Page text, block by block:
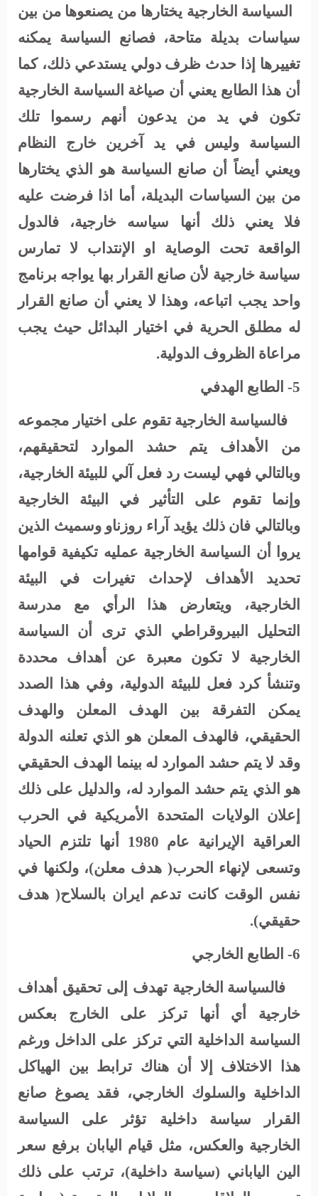
السياسة الخارجية يختارها من يصنعوها من بين
سياسات بديلة متاحة، فصانع السياسة يمكنه
تغييرها إذا حدث ظرف دولي يستدعي ذلك، كما
أن هذا الطابع يعني أن صياغة السياسة الخارجية
تكون في يد من يدعون أنهم رسموا تلك
السياسة وليس في يد آخرين خارج النظام
ويعني أيضاً أن صانع السياسة هو الذي يختارها
من بين السياسات البديلة، أما اذا فرضت عليه
فلا يعني ذلك أنها سياسه خارجية، فالدول
الواقعة تحت الوصاية او الإنتداب لا تمارس
سياسة خارجية لأن صانع القرار بها يواجه برنامج
واحد يجب اتباعه، وهذا لا يعني أن صانع القرار
له مطلق الحرية في اختيار البدائل حيث يجب
مراعاة الظروف الدولية.
5- الطابع الهدفي
فالسياسة الخارجية تقوم على اختيار مجموعه
من الأهداف يتم حشد الموارد لتحقيقهم،
وبالتالي فهي ليست رد فعل آلي للبيئة الخارجية،
وإنما تقوم على التأثير في البيئة الخارجية
وبالتالي فان ذلك يؤيد آراء روزناو وسميث الذين
يروا أن السياسة الخارجية عمليه تكيفية قوامها
تحديد الأهداف لإحداث تغيرات في البيئة
الخارجية، ويتعارض هذا الرأي مع مدرسة
التحليل البيروقراطي الذي ترى أن السياسة
الخارجية لا تكون معبرة عن أهداف محددة
وتنشأ كرد فعل للبيئة الدولية، وفي هذا الصدد
يمكن التفرقة بين الهدف المعلن والهدف
الحقيقي، فالهدف المعلن هو الذي تعلنه الدولة
وقد لا يتم حشد الموارد له بينما الهدف الحقيقي
هو الذي يتم حشد الموارد له، والدليل على ذلك
إعلان الولايات المتحدة الأمريكية في الحرب
العراقية الإيرانية عام 1980 أنها تلتزم الحياد
وتسعى لإنهاء الحرب( هدف معلن)، ولكنها في
نفس الوقت كانت تدعم ايران بالسلاح( هدف
حقيقي).
6- الطابع الخارجي
فالسياسة الخارجية تهدف إلى تحقيق أهداف
خارجية أي أنها تركز على الخارج بعكس
السياسة الداخلية التي تركز على الداخل ورغم
هذا الاختلاف إلا أن هناك ترابط بين الهياكل
الداخلية والسلوك الخارجي، فقد يصوغ صانع
القرار سياسة داخلية تؤثر على السياسة
الخارجية والعكس، مثل قيام اليابان برفع سعر
الين الياباني (سياسة داخلية)، ترتب على ذلك